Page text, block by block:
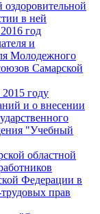
оздоровительной
в ней
год
и
Молодежного
Самарской
году
и о внесении
"Учебный
областной
Федерации в
прав